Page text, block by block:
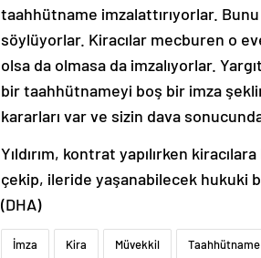
taahhütname imzalattırıyorlar. Bunu
söylüyorlar. Kiracılar mecburen o
olsa da olmasa da imzalıyorlar.
bir taahhütnameyi boş bir imza
kararları var ve sizin dava
Yıldırım, kontrat yapılırken
çekip, ileride yaşanabilecek hukuki
(DHA)
İmza Kira Müvekkil Taahhütname